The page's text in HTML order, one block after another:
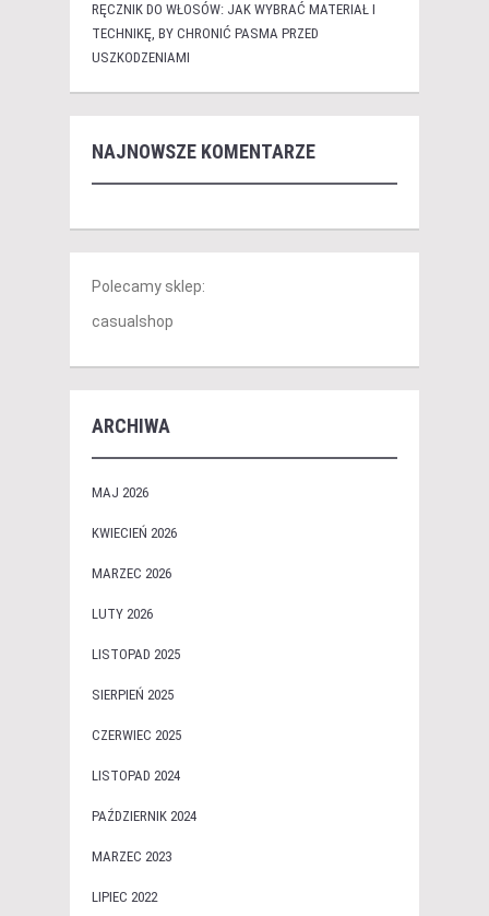
RĘCZNIK DO WŁOSÓW: JAK WYBRAĆ MATERIAŁ I
TECHNIKĘ, BY CHRONIĆ PASMA PRZED
USZKODZENIAMI
NAJNOWSZE KOMENTARZE
Polecamy sklep:
casualshop
ARCHIWA
MAJ 2026
KWIECIEŃ 2026
MARZEC 2026
LUTY 2026
LISTOPAD 2025
SIERPIEŃ 2025
CZERWIEC 2025
LISTOPAD 2024
PAŹDZIERNIK 2024
MARZEC 2023
LIPIEC 2022